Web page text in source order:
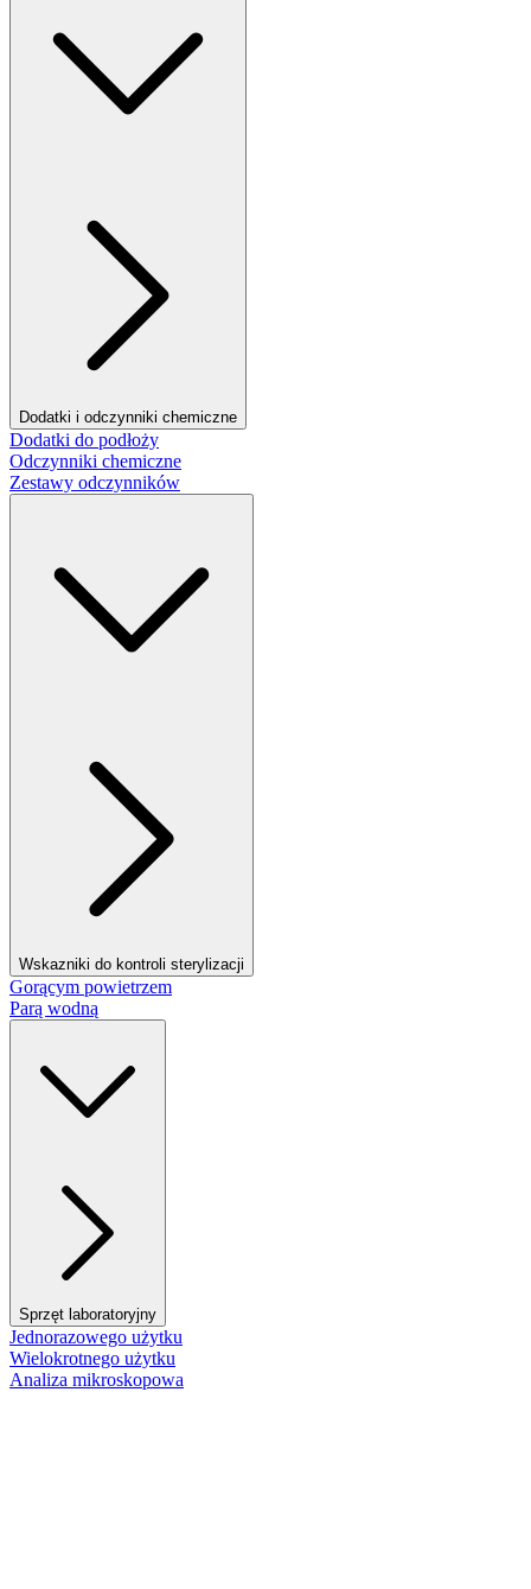
Dodatki i odczynniki chemiczne
Dodatki do podłoży
Odczynniki chemiczne
Zestawy odczynników
Wskazniki do kontroli sterylizacji
Gorącym powietrzem
Parą wodną
Sprzęt laboratoryjny
Jednorazowego użytku
Wielokrotnego użytku
Analiza mikroskopowa